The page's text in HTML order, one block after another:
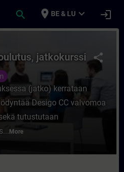
search place BE & LU expand_more login
Käyttökoulutus,
share
jatkokurssi
(jatko) kerrataan
Desigo CC valvomoa
tutustutaan
More